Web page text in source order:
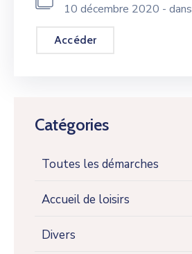
Catégories
Toutes les démarches
Accueil de loisirs
Divers
10 décembre 2020 - dans
Accéder